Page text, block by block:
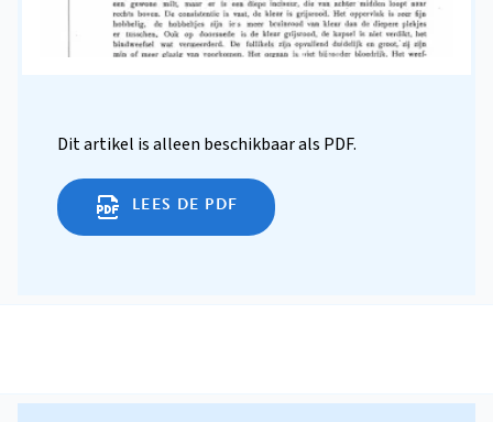
Dit artikel is alleen beschikbaar als PDF.
LEES DE PDF